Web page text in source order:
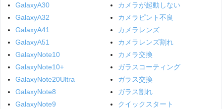
GalaxyA30
GalaxyA32
GalaxyA41
GalaxyA51
GalaxyNote10
GalaxyNote10+
GalaxyNote20Ultra
GalaxyNote8
GalaxyNote9
カメラが起動しない
カメラピント不良
カメラレンズ
カメラレンズ割れ
カメラ交換
ガラスコーティング
ガラス交換
ガラス割れ
クイックスタート